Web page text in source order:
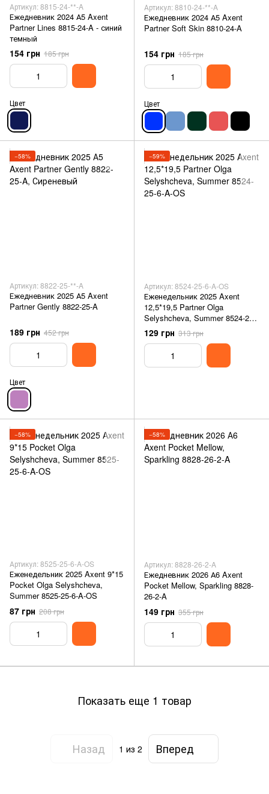
Артикул: 8815-24-**-A
Ежедневник 2024 А5 Axent
Partner Lines 8815-24-A - синий
темный
154 грн 185 грн
Цвет
Артикул: 8810-24-**-A
Ежедневник 2024 А5 Axent
Partner Soft Skin 8810-24-A
154 грн 185 грн
Цвет
−58%
Артикул: 8822-25-**-A
Ежедневник 2025 А5 Axent
Partner Gently 8822-25-A
189 грн 452 грн
Цвет
−59%
Артикул: 8524-25-6-A-OS
Еженедельник 2025 Axent
12,5*19,5 Partner Olga
Selyshcheva, Summer 8524-25-
6-A-OS
129 грн 313 грн
−58%
Артикул: 8525-25-6-A-OS
Еженедельник 2025 Axent 9*15
Pocket Olga Selyshcheva,
Summer 8525-25-6-A-OS
87 грн 208 грн
−58%
Артикул: 8828-26-2-A
Ежедневник 2026 А6 Axent
Pocket Mellow, Sparkling 8828-
26-2-A
149 грн 355 грн
Показать еще 1 товар
Назад 1 из 2 Вперед